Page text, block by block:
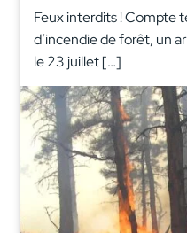
Feux interdits ! Compte
d’incendie de forêt, un
le 23 juillet […]